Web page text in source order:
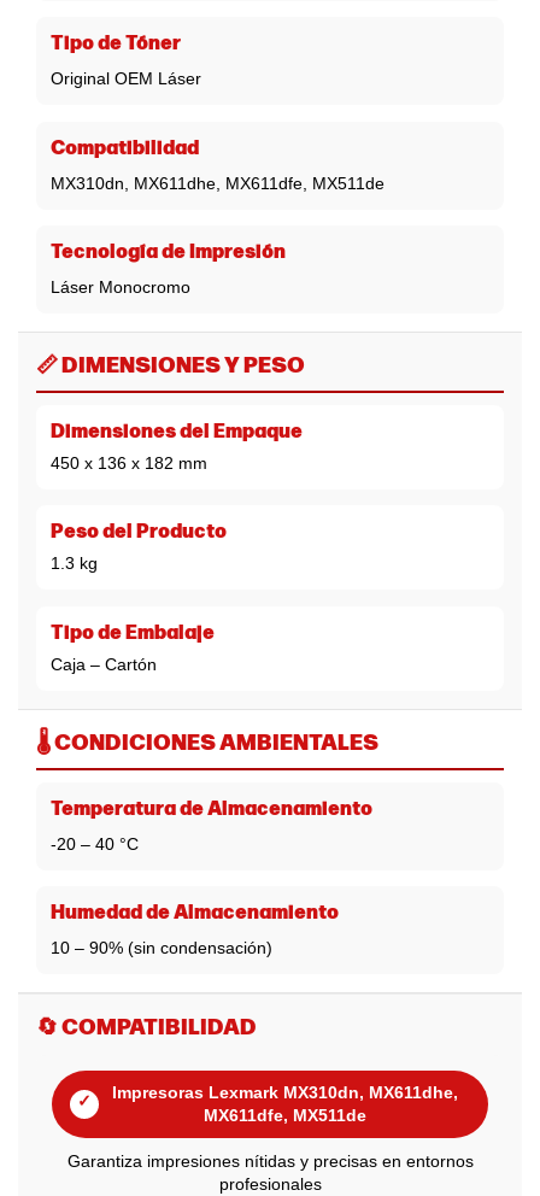
Tipo de Tóner
Original OEM Láser
Compatibilidad
MX310dn, MX611dhe, MX611dfe, MX511de
Tecnología de Impresión
Láser Monocromo
📏 DIMENSIONES Y PESO
Dimensiones del Empaque
450 x 136 x 182 mm
Peso del Producto
1.3 kg
Tipo de Embalaje
Caja – Cartón
🌡️ CONDICIONES AMBIENTALES
Temperatura de Almacenamiento
-20 – 40 °C
Humedad de Almacenamiento
10 – 90% (sin condensación)
🔄 COMPATIBILIDAD
✓
Impresoras Lexmark MX310dn, MX611dhe,
MX611dfe, MX511de
Garantiza impresiones nítidas y precisas en entornos
profesionales